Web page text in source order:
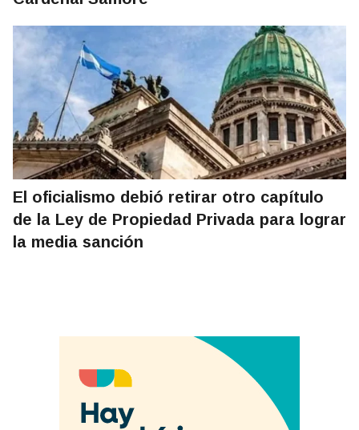
El oficialismo debió retirar otro capítulo
de la Ley de Propiedad Privada para lograr
la media sanción